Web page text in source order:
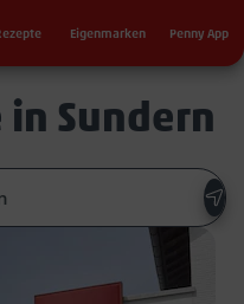
Eigenmarken Penny App
Sundern